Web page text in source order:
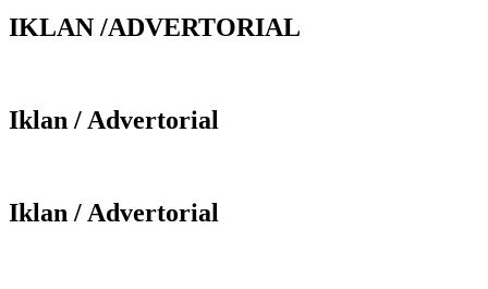
IKLAN /ADVERTORIAL
Iklan / Advertorial
Iklan / Advertorial